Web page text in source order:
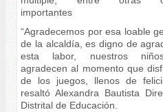
importantes
“Agradecemos por esa loable
de la alcaldía, es digno de
esta labor, nuestros
agradecen al momento que
de los juegos, llenos de
resaltó Alexandra Bautista
Distrital de Educación.